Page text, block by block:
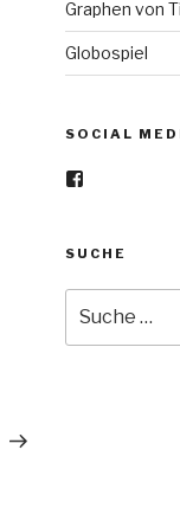
Beitrag
Graphen von
Globospiel
SOCIAL
auf
anzeigen
SUCHE
nach: